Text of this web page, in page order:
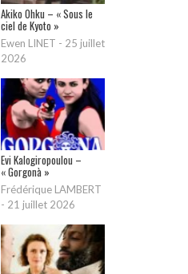
Akiko Ohku – « Sous le
ciel de Kyoto »
Ewen LINET - 25 juillet
2026
Evi Kalogiropoulou –
« Gorgonà »
Frédérique LAMBERT
- 21 juillet 2026